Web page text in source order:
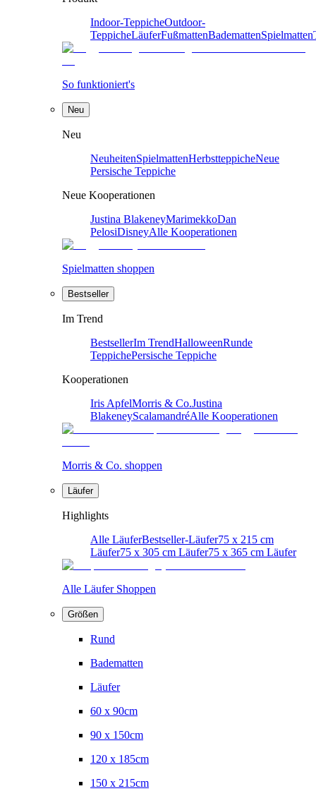
Indoor-TeppicheOutdoor-
TeppicheLäuferFußmattenBademattenSpielmatten
So funktioniert's
Neu
Neu
NeuheitenSpielmattenHerbstteppicheNeue
Persische Teppiche
Neue Kooperationen
Justina BlakeneyMarimekkoDan
PelosiDisneyAlle Kooperationen
Spielmatten shoppen
Bestseller
Im Trend
BestsellerIm TrendHalloweenRunde
TeppichePersische Teppiche
Kooperationen
Iris ApfelMorris & Co.Justina
BlakeneyScalamandréAlle Kooperationen
Morris & Co. shoppen
Läufer
Highlights
Alle LäuferBestseller-Läufer75 x 215 cm
Läufer75 x 305 cm Läufer75 x 365 cm Läufer
Alle Läufer Shoppen
Größen
Rund
Badematten
Läufer
60 x 90cm
90 x 150cm
120 x 185cm
150 x 215cm